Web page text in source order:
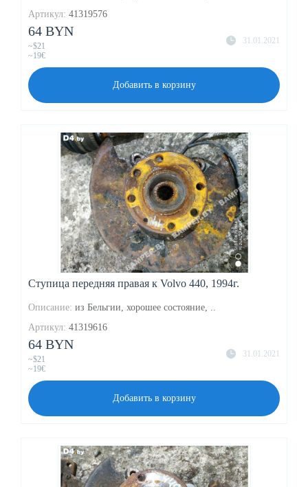
Артикул: 41319576
31.01.2021
64 BYN
~$21
~19€
Добавить в корзину
Ступица передняя правая к Volvo 440, 1994г.
Описание: из Бельгии, хорошее состояние, ..
Артикул: 41319616
31.01.2021
64 BYN
~$21
~19€
Добавить в корзину